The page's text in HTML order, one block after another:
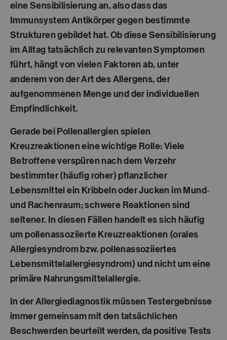
eine Sensibilisierung an, also dass das
Immunsystem Antikörper gegen bestimmte
Strukturen gebildet hat. Ob diese Sensibilisierung
im Alltag tatsächlich zu relevanten Symptomen
führt, hängt von vielen Faktoren ab, unter
anderem von der Art des Allergens, der
aufgenommenen Menge und der individuellen
Empfindlichkeit.
Gerade bei Pollenallergien spielen
Kreuzreaktionen eine wichtige Rolle: Viele
Betroffene verspüren nach dem Verzehr
bestimmter (häufig roher) pflanzlicher
Lebensmittel ein Kribbeln oder Jucken im Mund‑
und Rachenraum; schwere Reaktionen sind
seltener. In diesen Fällen handelt es sich häufig
um pollenassoziierte Kreuzreaktionen (orales
Allergiesyndrom bzw. pollenassoziiertes
Lebensmittelallergiesyndrom) und nicht um eine
primäre Nahrungsmittelallergie.
In der Allergiediagnostik müssen Testergebnisse
immer gemeinsam mit den tatsächlichen
Beschwerden beurteilt werden, da positive Tests